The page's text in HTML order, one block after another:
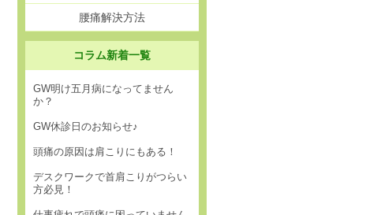
腰痛解決方法
コラム新着一覧
GW明け五月病になってません
か？
GW休診日のお知らせ♪
頭痛の原因は肩こりにもある！
デスクワークで首肩こりがつらい
方必見！